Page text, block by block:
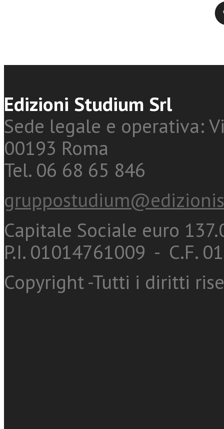
Edizioni Studium Srl
Sede legale e operativa:
00193 Roma
Tel. 06 68 65 846
Capitale Sociale euro
P.I. 01014761009 - C.F.
Copyright -Tutti i diritti